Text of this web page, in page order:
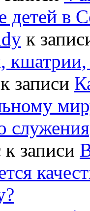
детей в
к
к записи
к записи